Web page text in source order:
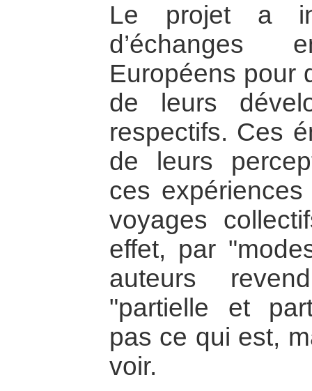
Le projet a
Européens pour
de leurs
respectifs. Ces
de leurs
ces
voyages
effet, par
auteurs
"partielle et
pas ce qui est,
voir.